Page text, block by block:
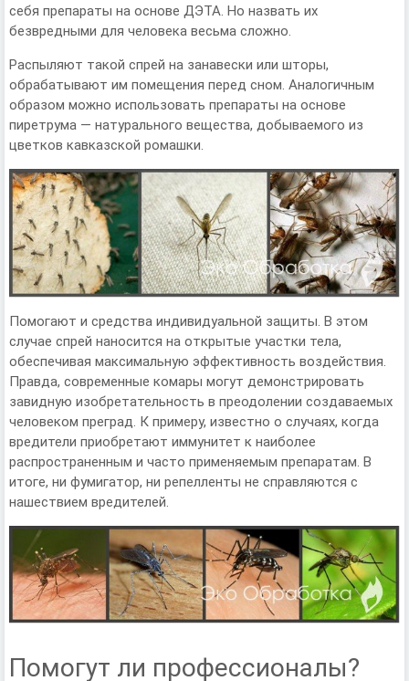
себя препараты на основе ДЭТА. Но назвать их
безвредными для человека весьма сложно.
Распыляют такой спрей на занавески или шторы,
обрабатывают им помещения перед сном. Аналогичным
образом можно использовать препараты на основе
пиретрума — натурального вещества, добываемого из
цветков кавказской ромашки.
Помогают и средства индивидуальной защиты. В этом
случае спрей наносится на открытые участки тела,
обеспечивая максимальную эффективность воздействия.
Правда, современные комары могут демонстрировать
завидную изобретательность в преодолении создаваемых
человеком преград. К примеру, известно о случаях, когда
вредители приобретают иммунитет к наиболее
распространенным и часто применяемым препаратам. В
итоге, ни фумигатор, ни репелленты не справляются с
нашествием вредителей.
Помогут ли профессионалы?